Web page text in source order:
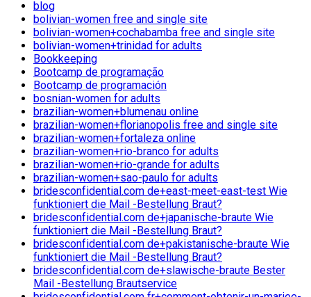
blog
bolivian-women free and single site
bolivian-women+cochabamba free and single site
bolivian-women+trinidad for adults
Bookkeeping
Bootcamp de programação
Bootcamp de programación
bosnian-women for adults
brazilian-women+blumenau online
brazilian-women+florianopolis free and single site
brazilian-women+fortaleza online
brazilian-women+rio-branco for adults
brazilian-women+rio-grande for adults
brazilian-women+sao-paulo for adults
bridesconfidential.com de+east-meet-east-test Wie
funktioniert die Mail -Bestellung Braut?
bridesconfidential.com de+japanische-braute Wie
funktioniert die Mail -Bestellung Braut?
bridesconfidential.com de+pakistanische-braute Wie
funktioniert die Mail -Bestellung Braut?
bridesconfidential.com de+slawische-braute Bester
Mail -Bestellung Brautservice